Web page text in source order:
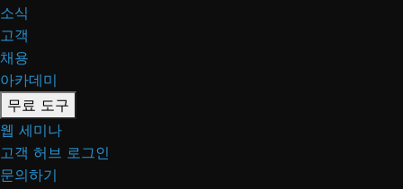
소식
고객
채용
아카데미
무료 도구
웹 세미나
고객 허브 로그인
문의하기